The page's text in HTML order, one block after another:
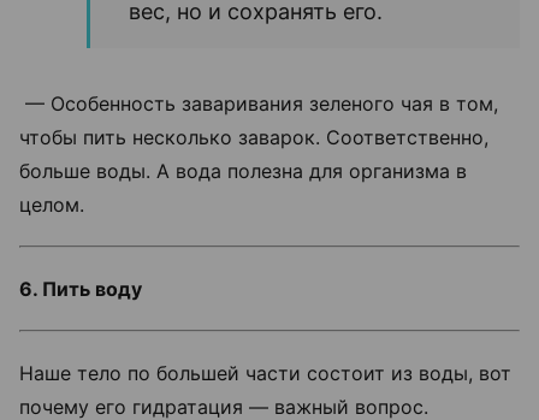
вес, но и сохранять его.
— Особенность заваривания зеленого чая в том,
чтобы пить несколько заварок. Соответственно,
больше воды. А вода полезна для организма в
целом.
6. Пить воду
Наше тело по большей части состоит из воды, вот
почему его гидратация — важный вопрос.